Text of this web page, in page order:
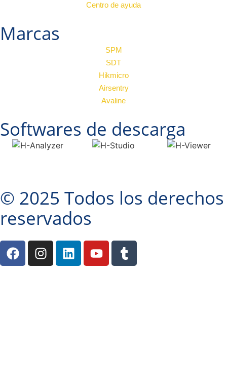
Centro de ayuda
Marcas
SPM
SDT
Hikmicro
Airsentry
Avaline
Softwares de descarga
© 2025 Todos los derechos
reservados